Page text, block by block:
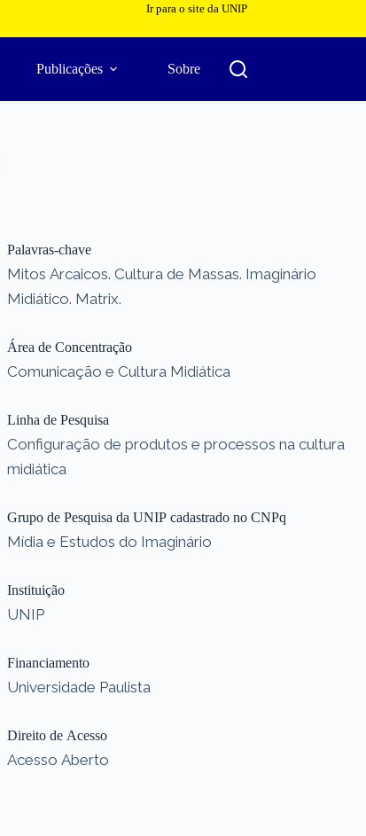
Ir para o site da UNIP
Publicações Sobre
Palavras-chave
Mitos Arcaicos. Cultura de Massas. Imaginário
Midiático. Matrix.
Área de Concentração
Comunicação e Cultura Midiática
Linha de Pesquisa
Configuração de produtos e processos na cultura
midiática
Grupo de Pesquisa da UNIP cadastrado no CNPq
Mídia e Estudos do Imaginário
Instituição
UNIP
Financiamento
Universidade Paulista
Direito de Acesso
Acesso Aberto